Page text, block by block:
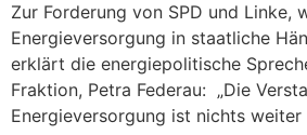
Zur Forderung von SPD und Linke,
Energieversorgung in staatliche
erklärt die energiepolitische
Fraktion, Petra Federau: „Die
Energieversorgung ist nichts